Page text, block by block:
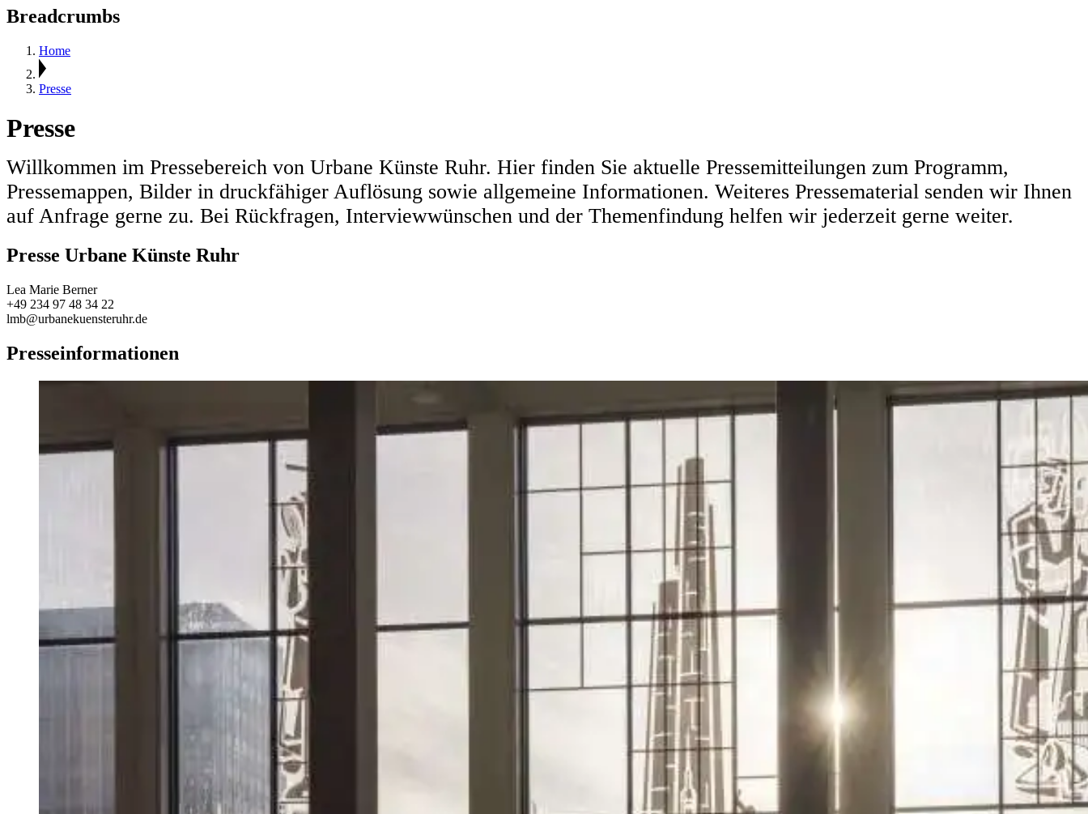
Breadcrumbs
Home
Presse
Presse
Willkommen im Pressebereich von Urbane Künste Ruhr. Hier finden Sie aktuelle Pressemitteilungen zum Programm,
Pressemappen, Bilder in druckfähiger Auflösung sowie allgemeine Informationen. Weiteres Pressematerial senden wir Ihnen
auf Anfrage gerne zu. Bei Rückfragen, Interviewwünschen und der Themenfindung helfen wir jederzeit gerne weiter.
Presse Urbane Künste Ruhr
Lea Marie Berner
+49 234 97 48 34 22
lmb@urbanekuensteruhr.de
Presseinformationen